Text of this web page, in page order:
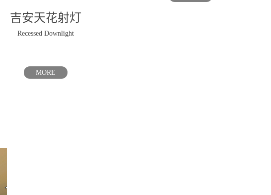
吉安天花射灯
Recessed Downlight
MORE